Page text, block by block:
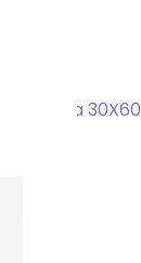
Única 30X60